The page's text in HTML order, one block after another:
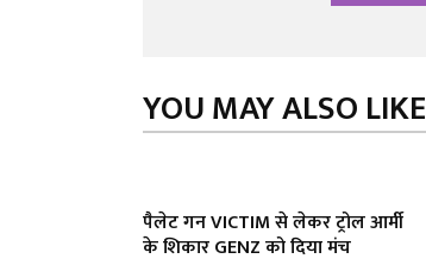
YOU MAY ALSO LIKE
पैलेट गन VICTIM से लेकर ट्रोल आर्मी
के शिकार GENZ को दिया मंच